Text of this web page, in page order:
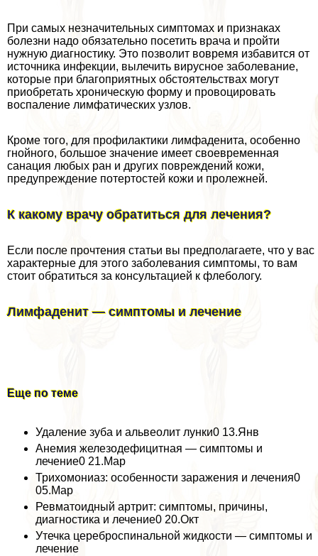
При самых незначительных симптомах и признаках
болезни надо обязательно посетить врача и пройти
нужную диагностику. Это позволит вовремя избавится от
источника инфекции, вылечить вирусное заболевание,
которые при благоприятных обстоятельствах могут
приобретать хроническую форму и провоцировать
воспаление лимфатических узлов.
Кроме того, для профилактики лимфаденита, особенно
гнойного, большое значение имеет своевременная
санация любых ран и других повреждений кожи,
предупреждение потертостей кожи и пролежней.
К какому врачу обратиться для лечения?
Если после прочтения статьи вы предполагаете, что у вас
хаpaктерные для этого заболевания симптомы, то вам
стоит обратиться за консультацией к флебологу.
Лимфаденит — симптомы и лечение
Еще по теме
Удаление зуба и альвеолит лунки0 13.Янв
Анемия железодефицитная — симптомы и
лечение0 21.Мар
Трихомониаз: особенности заражения и лечения0
05.Мар
Ревматоидный артрит: симптомы, причины,
диагностика и лечение0 20.Окт
Утечка цереброспинальной жидкости — симптомы и
лечение